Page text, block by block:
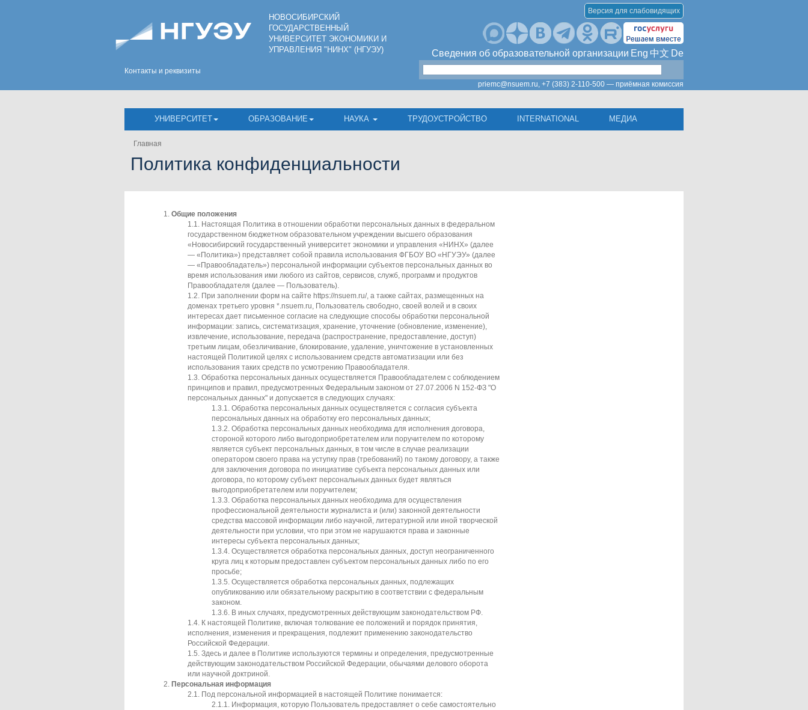
Контакты и реквизиты
НОВОСИБИРСКИЙ
ГОСУДАРСТВЕННЫЙ
УНИВЕРСИТЕТ ЭКОНОМИКИ И
УПРАВЛЕНИЯ "НИНХ" (НГУЭУ)
Версия для слабовидящих
Сведения об образовательной организации Eng 中文 De
priemc@nsuem.ru, +7 (383) 2-110-500 — приёмная комиссия
УНИВЕРСИТЕТ ОБРАЗОВАНИЕ НАУКА ТРУДОУСТРОЙСТВО INTERNATIONAL МЕДИА
Главная
Политика конфиденциальности
Общие положения
Настоящая Политика в отношении обработки персональных данных в федеральном
государственном бюджетном образовательном учреждении высшего образования
«Новосибирский государственный университет экономики и управления «НИНХ» (далее
— «Политика») представляет собой правила использования ФГБОУ ВО «НГУЭУ» (далее
— «Правообладатель») персональной информации субъектов персональных данных во
время использования ими любого из сайтов, сервисов, служб, программ и продуктов
Правообладателя (далее — Пользователь).
При заполнении форм на сайте https://nsuem.ru/, а также сайтах, размещенных на
доменах третьего уровня *.nsuem.ru, Пользователь свободно, своей волей и в своих
интересах дает письменное согласие на следующие способы обработки персональной
информации: запись, систематизация, хранение, уточнение (обновление, изменение),
извлечение, использование, передача (распространение, предоставление, доступ)
третьим лицам, обезличивание, блокирование, удаление, уничтожение в установленных
настоящей Политикой целях с использованием средств автоматизации или без
использования таких средств по усмотрению Правообладателя.
Обработка персональных данных осуществляется Правообладателем с соблюдением
принципов и правил, предусмотренных Федеральным законом от 27.07.2006 N 152-ФЗ "О
персональных данных" и допускается в следующих случаях:
Обработка персональных данных осуществляется с согласия субъекта
персональных данных на обработку его персональных данных;
Обработка персональных данных необходима для исполнения договора,
стороной которого либо выгодоприобретателем или поручителем по которому
является субъект персональных данных, в том числе в случае реализации
оператором своего права на уступку прав (требований) по такому договору, а также
для заключения договора по инициативе субъекта персональных данных или
договора, по которому субъект персональных данных будет являться
выгодоприобретателем или поручителем;
Обработка персональных данных необходима для осуществления
профессиональной деятельности журналиста и (или) законной деятельности
средства массовой информации либо научной, литературной или иной творческой
деятельности при условии, что при этом не нарушаются права и законные
интересы субъекта персональных данных;
Осуществляется обработка персональных данных, доступ неограниченного
круга лиц к которым предоставлен субъектом персональных данных либо по его
просьбе;
Осуществляется обработка персональных данных, подлежащих
опубликованию или обязательному раскрытию в соответствии с федеральным
законом.
В иных случаях, предусмотренных действующим законодательством РФ.
К настоящей Политике, включая толкование ее положений и порядок принятия,
исполнения, изменения и прекращения, подлежит применению законодательство
Российской Федерации.
Здесь и далее в Политике используются термины и определения, предусмотренные
действующим законодательством Российской Федерации, обычаями делового оборота
или научной доктриной.
Персональная информация
Под персональной информацией в настоящей Политике понимается:
Информация, которую Пользователь предоставляет о себе самостоятельно